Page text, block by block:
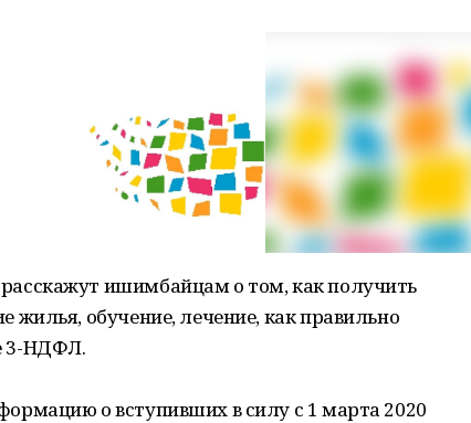
ишимбайцам о том, как получить
жилья, обучение, лечение, как правильно
3-НДФЛ.
о вступивших в силу с 1 марта 2020